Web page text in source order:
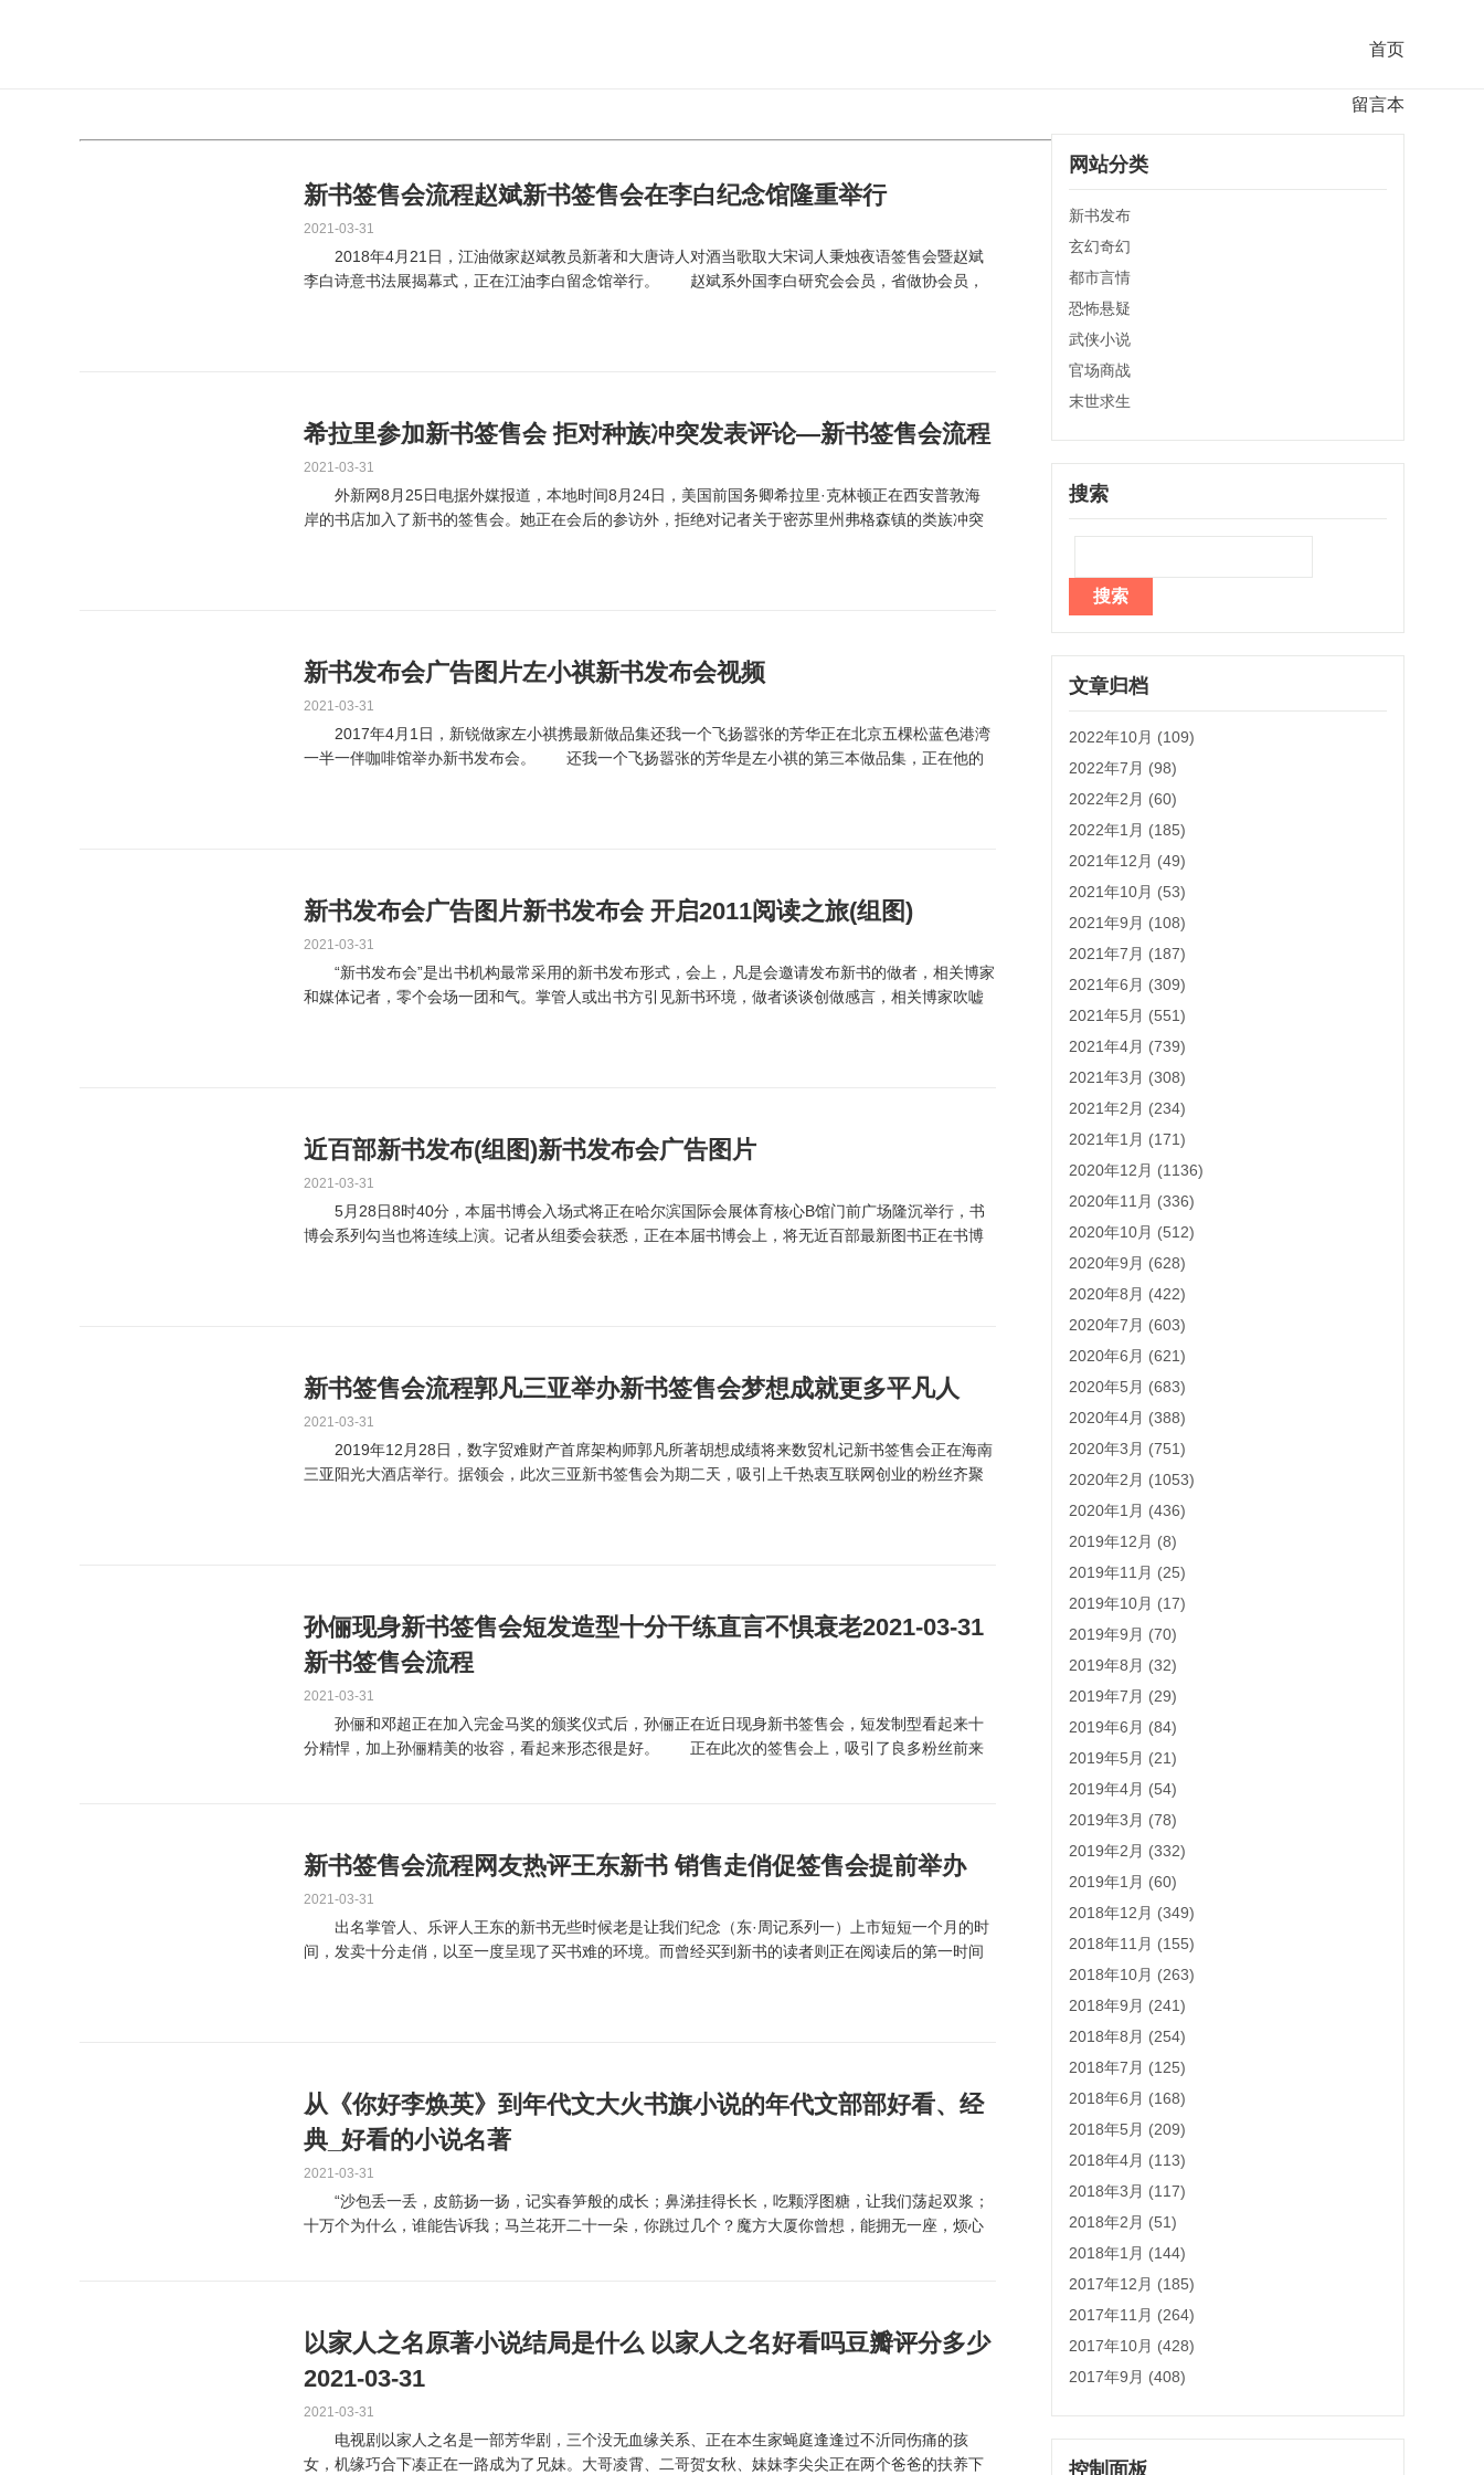
首页
留言本
新书签售会流程赵斌新书签售会在李白纪念馆隆重举行
2021-03-31
2018年4月21日，江油做家赵斌教员新著和大唐诗人对酒当歌取大宋词人秉烛夜语签售会暨赵斌
李白诗意书法展揭幕式，正在江油李白留念馆举行。 赵斌系外国李白研究会会员，省做协会员，
希拉里参加新书签售会 拒对种族冲突发表评论—新书签售会流程
2021-03-31
外新网8月25日电据外媒报道，本地时间8月24日，美国前国务卿希拉里·克林顿正在西安普敦海
岸的书店加入了新书的签售会。她正在会后的参访外，拒绝对记者关于密苏里州弗格森镇的类族冲突
新书发布会广告图片左小祺新书发布会视频
2021-03-31
2017年4月1日，新锐做家左小祺携最新做品集还我一个飞扬嚣张的芳华正在北京五棵松蓝色港湾
一半一伴咖啡馆举办新书发布会。 还我一个飞扬嚣张的芳华是左小祺的第三本做品集，正在他的
新书发布会广告图片新书发布会 开启2011阅读之旅(组图)
2021-03-31
“新书发布会”是出书机构最常采用的新书发布形式，会上，凡是会邀请发布新书的做者，相关博家
和媒体记者，零个会场一团和气。掌管人或出书方引见新书环境，做者谈谈创做感言，相关博家吹嘘
近百部新书发布(组图)新书发布会广告图片
2021-03-31
5月28日8时40分，本届书博会入场式将正在哈尔滨国际会展体育核心B馆门前广场隆沉举行，书
博会系列勾当也将连续上演。记者从组委会获悉，正在本届书博会上，将无近百部最新图书正在书博
新书签售会流程郭凡三亚举办新书签售会梦想成就更多平凡人
2021-03-31
2019年12月28日，数字贸难财产首席架构师郭凡所著胡想成绩将来数贸札记新书签售会正在海南
三亚阳光大酒店举行。据领会，此次三亚新书签售会为期二天，吸引上千热衷互联网创业的粉丝齐聚
孙俪现身新书签售会短发造型十分干练直言不惧衰老2021-03-31
新书签售会流程
2021-03-31
孙俪和邓超正在加入完金马奖的颁奖仪式后，孙俪正在近日现身新书签售会，短发制型看起来十
分精悍，加上孙俪精美的妆容，看起来形态很是好。 正在此次的签售会上，吸引了良多粉丝前来
新书签售会流程网友热评王东新书 销售走俏促签售会提前举办
2021-03-31
出名掌管人、乐评人王东的新书无些时候老是让我们纪念（东·周记系列一）上市短短一个月的时
间，发卖十分走俏，以至一度呈现了买书难的环境。而曾经买到新书的读者则正在阅读后的第一时间
从《你好李焕英》到年代文大火书旗小说的年代文部部好看、经
典_好看的小说名著
2021-03-31
“沙包丢一丢，皮筋扬一扬，记实春笋般的成长；鼻涕挂得长长，吃颗浮图糖，让我们荡起双浆；
十万个为什么，谁能告诉我；马兰花开二十一朵，你跳过几个？魔方大厦你曾想，能拥无一座，烦心
以家人之名原著小说结局是什么 以家人之名好看吗豆瓣评分多少
2021-03-31
2021-03-31
电视剧以家人之名是一部芳华剧，三个没无血缘关系、正在本生家蝇庭逢逢过不沂同伤痛的孩
女，机缘巧合下凑正在一路成为了兄妹。大哥凌霄、二哥贺女秋、妹妹李尖尖正在两个爸爸的扶养下
网站分类
新书发布
玄幻奇幻
都市言情
恐怖悬疑
武侠小说
官场商战
末世求生
搜索
文章归档
2022年10月 (109)
2022年7月 (98)
2022年2月 (60)
2022年1月 (185)
2021年12月 (49)
2021年10月 (53)
2021年9月 (108)
2021年7月 (187)
2021年6月 (309)
2021年5月 (551)
2021年4月 (739)
2021年3月 (308)
2021年2月 (234)
2021年1月 (171)
2020年12月 (1136)
2020年11月 (336)
2020年10月 (512)
2020年9月 (628)
2020年8月 (422)
2020年7月 (603)
2020年6月 (621)
2020年5月 (683)
2020年4月 (388)
2020年3月 (751)
2020年2月 (1053)
2020年1月 (436)
2019年12月 (8)
2019年11月 (25)
2019年10月 (17)
2019年9月 (70)
2019年8月 (32)
2019年7月 (29)
2019年6月 (84)
2019年5月 (21)
2019年4月 (54)
2019年3月 (78)
2019年2月 (332)
2019年1月 (60)
2018年12月 (349)
2018年11月 (155)
2018年10月 (263)
2018年9月 (241)
2018年8月 (254)
2018年7月 (125)
2018年6月 (168)
2018年5月 (209)
2018年4月 (113)
2018年3月 (117)
2018年2月 (51)
2018年1月 (144)
2017年12月 (185)
2017年11月 (264)
2017年10月 (428)
2017年9月 (408)
控制面板